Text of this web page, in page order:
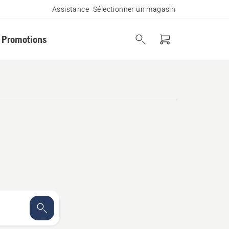
Assistance Sélectionner un magasin
Promotions